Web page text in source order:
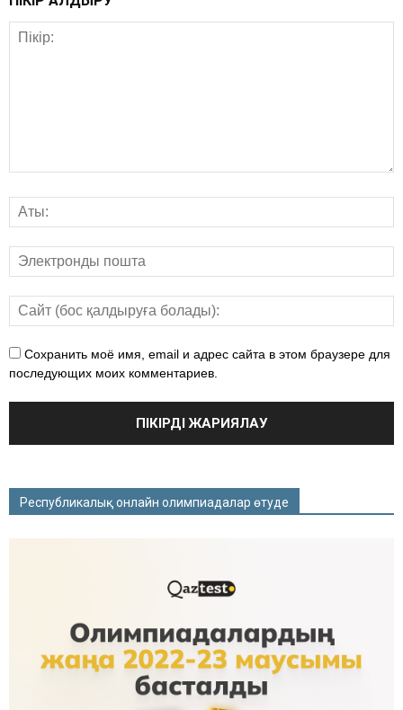
Сохранить моё имя, email и адрес сайта в этом браузере для
последующих моих комментариев.
Республикалық онлайн олимпиадалар өтуде